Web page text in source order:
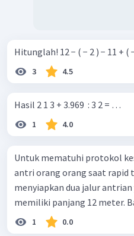
Hitunglah! 12 − ( − 2 ) −
3 4.5
Hasil 2 1 3 + 3.969 ​ : 3 2 = …
1 4.0
Untuk mematuhi protokol
antri orang orang saat rapid
menyiapkan dua jalur
memiliki panjang 12 meter.
1 0.0